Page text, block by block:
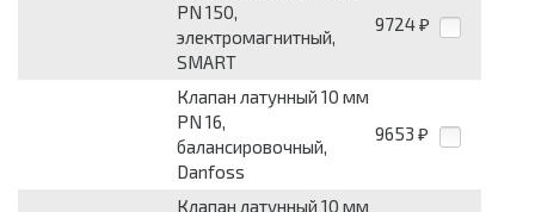
PN 150,
электромагнитный,
SMART
9724 ₽
Клапан латунный 10 мм
PN 16,
балансировочный,
Danfoss
9653 ₽
Клапан латунный 10 мм